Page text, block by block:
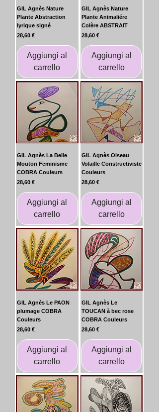
GIL Agnès Nature
Plante Abstraction
lyrique signé
Prezzo
28,60 €
Aggiungi al
carrello
GIL Agnès Nature
Plante Animaliére
Colère ABSTRAIT
Prezzo
28,60 €
Aggiungi al
carrello
GIL Agnès La Belle
Mouton Feminisme
COBRA Couleurs
Prezzo
28,60 €
Aggiungi al
carrello
GIL Agnès Oiseau
Volaille Constructiviste
Couleurs
Prezzo
28,60 €
Aggiungi al
carrello
GIL Agnès Le PAON
plumage COBRA
Couleurs
Prezzo
28,60 €
Aggiungi al
carrello
GIL Agnès Le
TOUCAN à bec rose
COBRA Couleurs
Prezzo
28,60 €
Aggiungi al
carrello